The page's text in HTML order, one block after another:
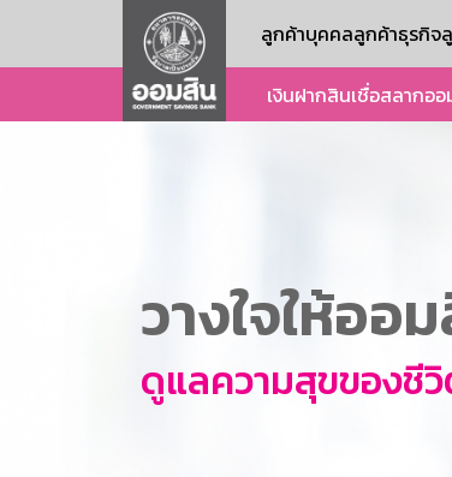
ลูกค้าบุคคลลูกค้าธุรกิจ
เงินฝากสินเชื่อสลากอ
วางใจให้ออ
ดูแลความสุขของชี